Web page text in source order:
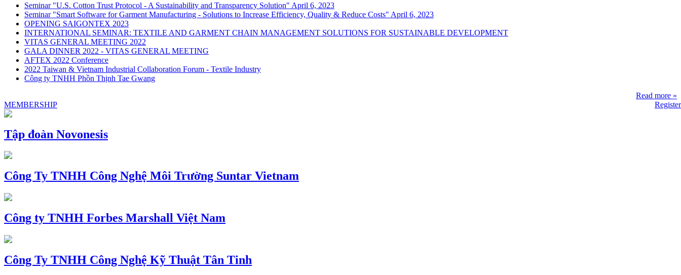
Seminar "U.S. Cotton Trust Protocol - A Sustainability and Transparency Solution" April 6, 2023
Seminar "Smart Software for Garment Manufacturing - Solutions to Increase Efficiency, Quality & Reduce Costs" April 6, 2023
OPENING SAIGONTEX 2023
INTERNATIONAL SEMINAR: TEXTILE AND GARMENT CHAIN MANAGEMENT SOLUTIONS FOR SUSTAINABLE DEVELOPMENT
VITAS GENERAL MEETING 2022
GALA DINNER 2022 - VITAS GENERAL MEETING
AFTEX 2022 Conference
2022 Taiwan & Vietnam Industrial Collaboration Forum - Textile Industry
Công ty TNHH Phồn Thịnh Tae Gwang
Read more »
MEMBERSHIP
Register
Tập đoàn Novonesis
Công Ty TNHH Công Nghệ Môi Trường Suntar Vietnam
Công ty TNHH Forbes Marshall Việt Nam
Công Ty TNHH Công Nghệ Kỹ Thuật Tân Tinh